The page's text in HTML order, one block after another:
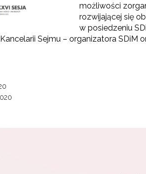
możliwości
rozwijającej się
w posiedzeniu
Sejmu – organizatora